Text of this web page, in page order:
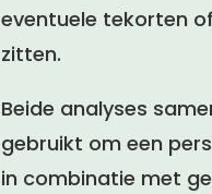
eventuele tekorten
zitten.
Beide analyses
gebruikt om een
in combinatie met